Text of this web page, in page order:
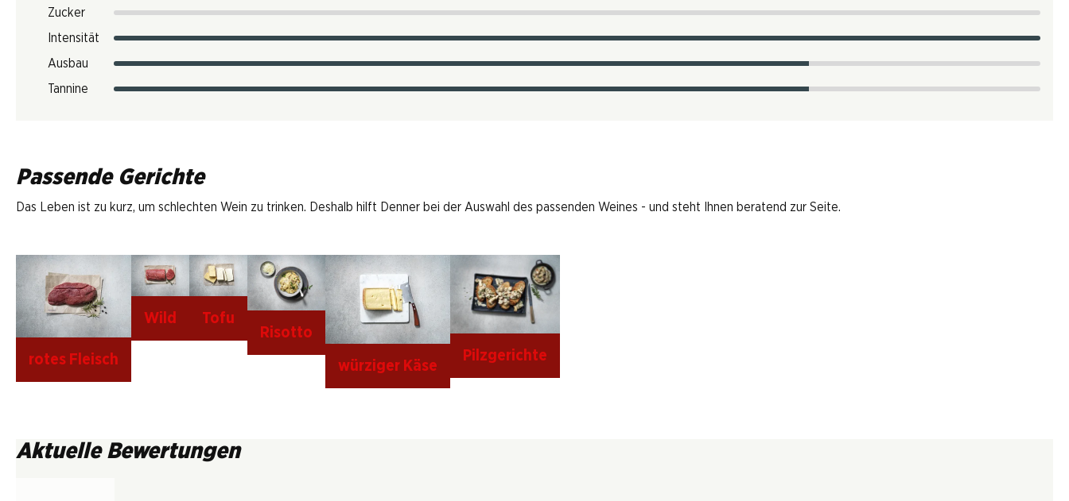
Zucker
Intensität
Ausbau
Tannine
Passende Gerichte
Das Leben ist zu kurz, um schlechten Wein zu trinken. Deshalb hilft Denner bei der Auswahl des passenden Weines - und steht Ihnen beratend zur Seite.
rotes Fleisch
Wild
Tofu
Risotto
würziger Käse
Pilzgerichte
Aktuelle Bewertungen